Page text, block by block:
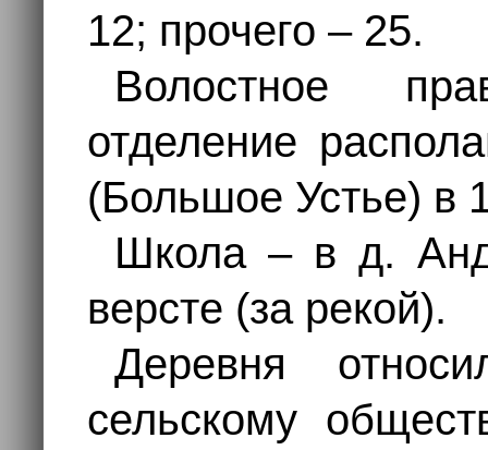
12; прочего – 25.
Волостное
отделение
(Большое Устье) в
Школа – в д.
версте (за рекой).
Деревня
сельскому